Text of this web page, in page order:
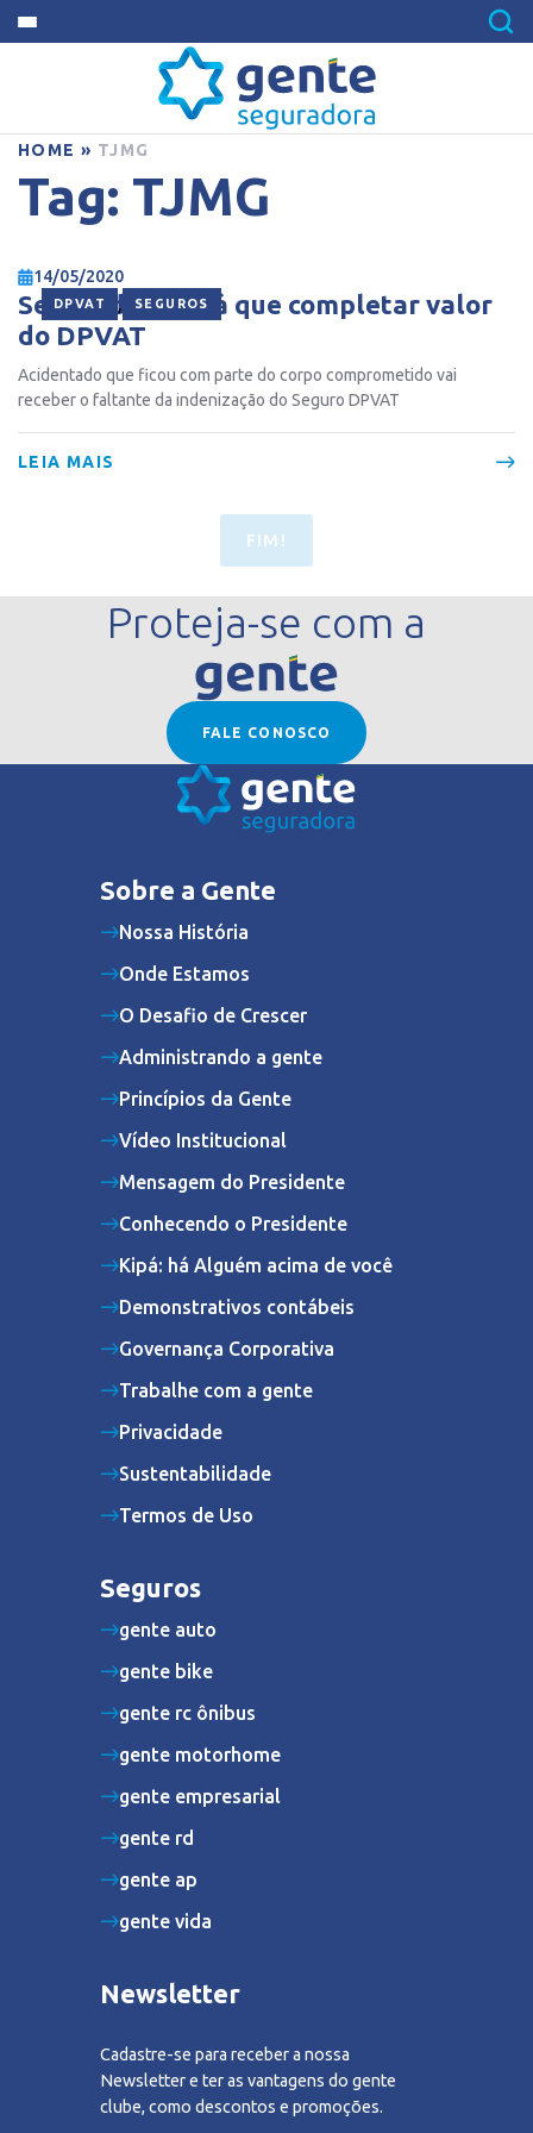
HOME » TJMG
Tag: TJMG
DPVAT , SEGUROS
14/05/2020
Seguradora terá que completar valor
do DPVAT
Acidentado que ficou com parte do corpo comprometido vai
receber o faltante da indenização do Seguro DPVAT
LEIA MAIS
FIM!
Proteja-se com a
FALE CONOSCO
Sobre a Gente
Nossa História
Onde Estamos
O Desafio de Crescer
Administrando a gente
Princípios da Gente
Vídeo Institucional
Mensagem do Presidente
Conhecendo o Presidente
Kipá: há Alguém acima de você
Demonstrativos contábeis
Governança Corporativa
Trabalhe com a gente
Privacidade
Sustentabilidade
Termos de Uso
Seguros
gente auto
gente bike
gente rc ônibus
gente motorhome
gente empresarial
gente rd
gente ap
gente vida
Newsletter
Cadastre-se para receber a nossa
Newsletter e ter as vantagens do gente
clube, como descontos e promoções.